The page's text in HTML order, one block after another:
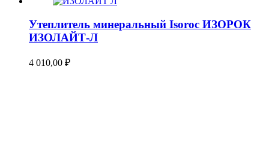
Утеплитель минеральный Isoroc ИЗОРОК
ИЗОЛАЙТ-Л
4 010,00 ₽